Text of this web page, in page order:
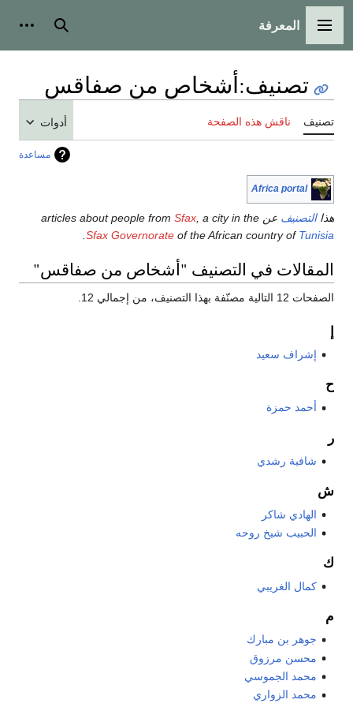
القائمة الرئيسية
المعرفة بحث
تصنيف:أشخاص من صفاقس
تصنيف ناقش هذه الصفحة أدوات
مساعدة
Africa portal
هذاالتصنيف عن articles about people from Sfax , a city in the
Sfax Governorate of the African country of Tunisia
المقالات في التصنيف "أشخاص من صفاقس"
الصفحات 12 التالية مصنّفة بهذا التصنيف، من إجمالي 12.
إشراف سعيد
ح
أحمد حمزة
ر
شافية رشدي
ش
الهادي شاكر
الحبيب شيخ روحه
ك
كمال الغريبي
م
جوهر بن مبارك
محسن مرزوق
محمد الجموسي
محمد الزواري